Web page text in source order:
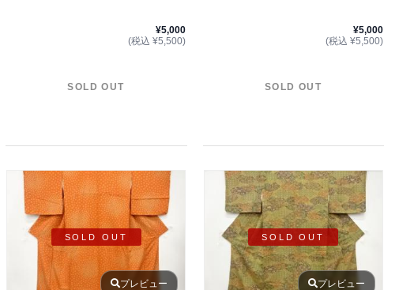
¥5,000
(税込 ¥5,500)
SOLD OUT
¥5,000
(税込 ¥5,500)
SOLD OUT
SOLD OUT
プレビュー
SOLD OUT
プレビュー